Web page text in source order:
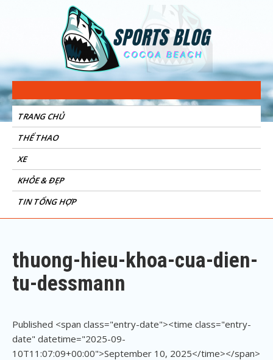
Sports Blog
Cocoa Beach
TRANG CHỦ
THỂ THAO
XE
KHỎE & ĐẸP
TIN TỔNG HỢP
thuong-hieu-khoa-cua-dien-
tu-dessmann
Published <span class="entry-date"><time class="entry-
date" datetime="2025-09-
10T11:07:09+00:00">September 10, 2025</time></span>